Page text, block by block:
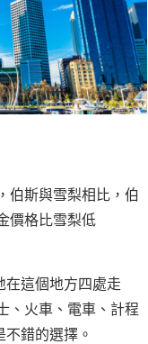
伯斯與雪梨相比，伯
價格比雪梨低
在這個地方四處走
、火車、電車、計程
錯的選擇。